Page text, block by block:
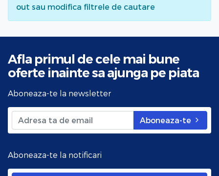
out sau modifica filtrele de cautare
Afla primul de cele mai bune
oferte inainte sa ajunga pe piata
Aboneaza-te la newsletter
Aboneaza-te
Aboneaza-te la notificari